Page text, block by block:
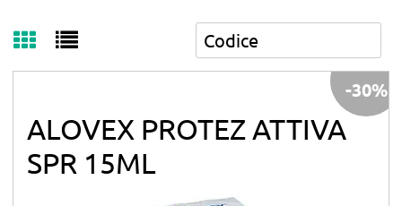
ALOVEX PROTEZ ATTIVA
SPR 15ML
-30%